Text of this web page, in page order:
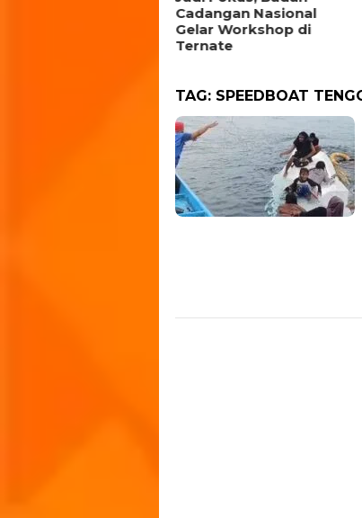
Cadangan Nasional
Gelar Workshop di
Ternate
TAG: SPEEDBOAT